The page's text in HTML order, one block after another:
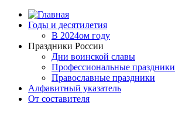
Годы и десятилетия
В 2024ом году
Праздники России
Дни воинской славы
Профессиональные праздники
Православные праздники
Алфавитный указатель
От составителя